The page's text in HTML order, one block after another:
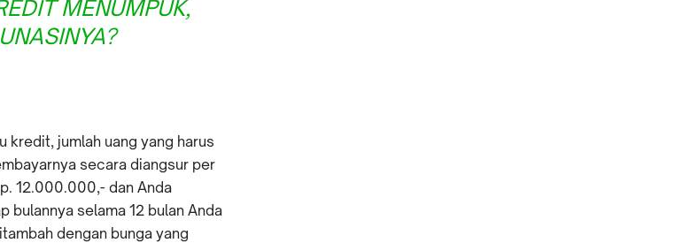
MENUMPUK,
kredit, jumlah uang yang harus
secara diangsur per
12.000.000,- dan Anda
bulannya selama 12 bulan Anda
dengan bunga yang